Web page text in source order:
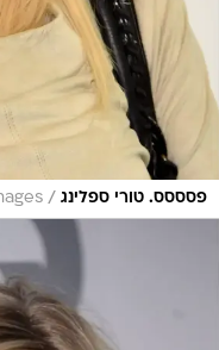
פסססס. טורי ספלינג /